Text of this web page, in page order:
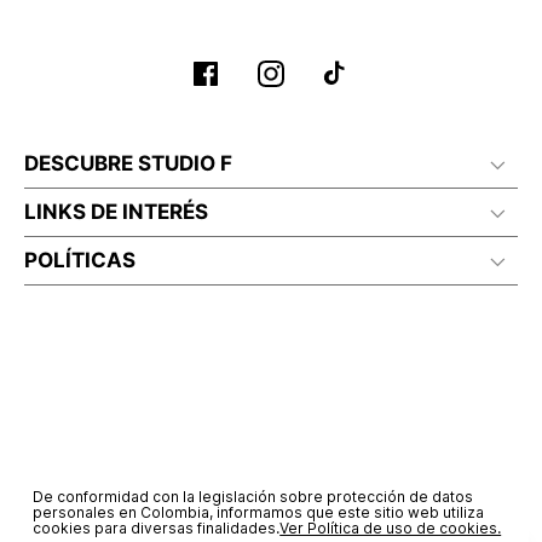
DESCUBRE STUDIO F
LINKS DE INTERÉS
POLÍTICAS
De conformidad con la legislación sobre protección de datos
personales en Colombia, informamos que este sitio web utiliza
cookies para diversas finalidades.Ver Política de uso de cookies.